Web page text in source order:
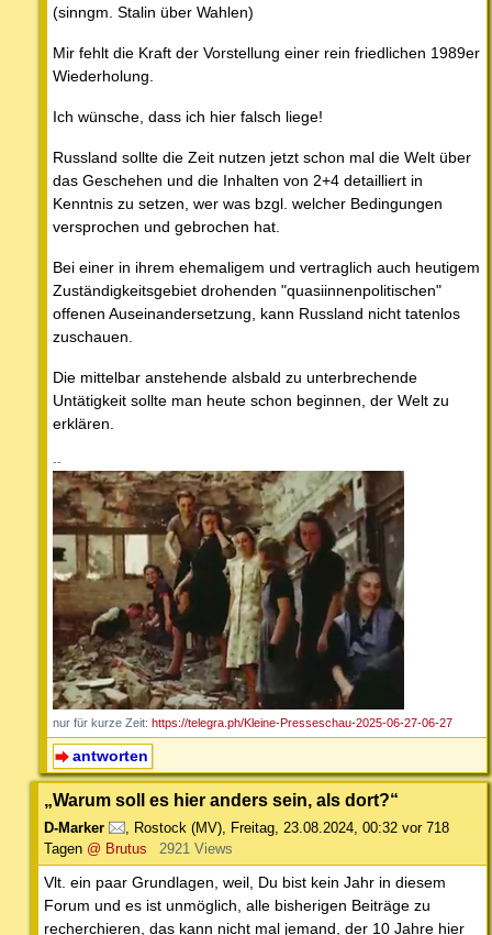
(sinngm. Stalin über Wahlen)
Mir fehlt die Kraft der Vorstellung einer rein friedlichen 1989er
Wiederholung.
Ich wünsche, dass ich hier falsch liege!
Russland sollte die Zeit nutzen jetzt schon mal die Welt über
das Geschehen und die Inhalten von 2+4 detailliert in
Kenntnis zu setzen, wer was bzgl. welcher Bedingungen
versprochen und gebrochen hat.
Bei einer in ihrem ehemaligem und vertraglich auch heutigem
Zuständigkeitsgebiet drohenden "quasiinnenpolitischen"
offenen Auseinandersetzung, kann Russland nicht tatenlos
zuschauen.
Die mittelbar anstehende alsbald zu unterbrechende
Untätigkeit sollte man heute schon beginnen, der Welt zu
erklären.
--
nur für kurze Zeit: https://telegra.ph/Kleine-Presseschau-2025-06-27-06-27
antworten
„Warum soll es hier anders sein, als dort?“
D-Marker , Rostock (MV), Freitag, 23.08.2024, 00:32 vor 718
Tagen @ Brutus 2921 Views
Vlt. ein paar Grundlagen, weil, Du bist kein Jahr in diesem
Forum und es ist unmöglich, alle bisherigen Beiträge zu
recherchieren, das kann nicht mal jemand, der 10 Jahre hier